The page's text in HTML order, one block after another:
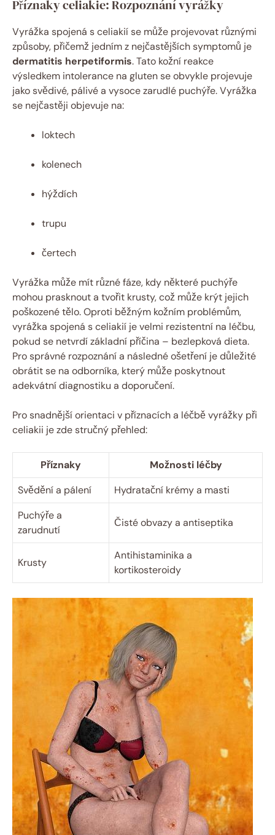
Příznaky celiakie: Rozpoznání vyrážky
Vyrážka spojená s celiakií se může projevovat⁢ různými‌
způsoby,⁢ přičemž jedním z nejčastějších symptomů je
dermatitis ⁤herpetiformis. Tato kožní reakce
⁣výsledkem intolerance na gluten se obvykle projevuje
jako svědivé, pálivé a vysoce⁢ zarudlé puchýře.⁢ Vyrážka
se ⁣nejčastěji objevuje na:
loktech
kolenech
hýždích
trupu
čertech
Vyrážka může mít různé fáze, kdy některé puchýře
mohou ⁤prasknout a ⁤tvořit krusty, ‌což může krýt ⁤jejich
poškozené tělo. ‍Oproti běžným kožním⁣ problémům,
vyrážka ​spojená s celiakií je velmi rezistentní na léčbu,
pokud‌ se ⁢netvrdí základní příčina – bezlepková dieta.
Pro ⁣správné rozpoznání a následné⁣ ošetření je ⁢důležité
obrátit se na odborníka,⁢ který může poskytnout
adekvátní⁣ diagnostiku a⁢ doporučení.
Pro snadnější ⁤orientaci v příznacích ‍a⁣ léčbě vyrážky při
⁤celiakii⁢ je zde stručný​ přehled:
Příznaky
Možnosti‌ léčby
Svědění a pálení
Hydratační krémy a ‌masti
Puchýře a
zarudnutí
Čisté obvazy a antiseptika
Krusty
Antihistaminika a
kortikosteroidy